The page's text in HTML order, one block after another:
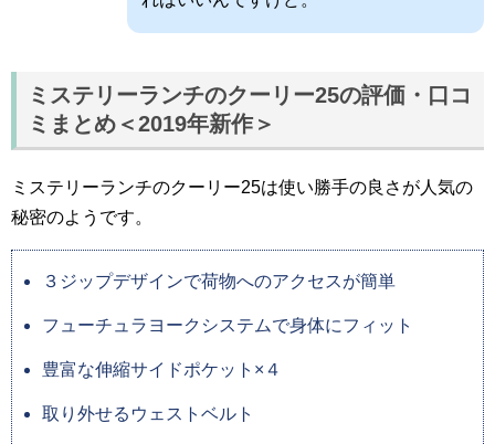
ミステリーランチのクーリー25の評価・口コ
ミまとめ＜2019年新作＞
ミステリーランチのクーリー25は使い勝手の良さが人気の
秘密のようです。
３ジップデザインで荷物へのアクセスが簡単
フューチュラヨークシステムで身体にフィット
豊富な伸縮サイドポケット×４
取り外せるウェストベルト